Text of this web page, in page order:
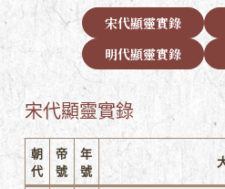
宋代顯靈實錄
明代顯靈實錄
宋代顯靈實錄
朝
代
帝
號
年
號